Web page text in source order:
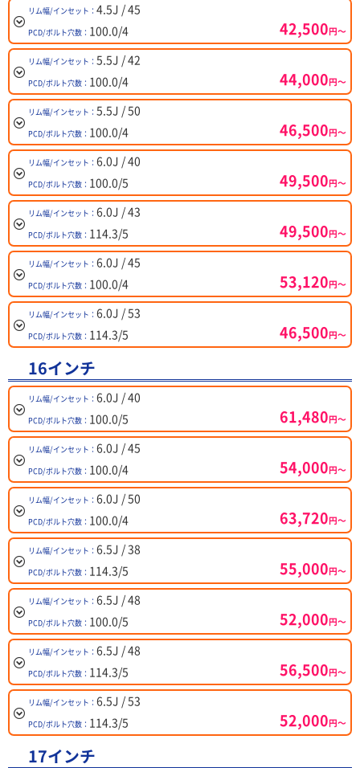
リム幅/インセット： 4.5J / 45
PCD/ボルト穴数： 100.0/4 42,500円～
リム幅/インセット： 5.5J / 42
PCD/ボルト穴数： 100.0/4 44,000円～
リム幅/インセット： 5.5J / 50
PCD/ボルト穴数： 100.0/4 46,500円～
リム幅/インセット： 6.0J / 40
PCD/ボルト穴数： 100.0/5 49,500円～
リム幅/インセット： 6.0J / 43
PCD/ボルト穴数： 114.3/5 49,500円～
リム幅/インセット： 6.0J / 45
PCD/ボルト穴数： 100.0/4 53,120円～
リム幅/インセット： 6.0J / 53
PCD/ボルト穴数： 114.3/5 46,500円～
16インチ
リム幅/インセット： 6.0J / 40
PCD/ボルト穴数： 100.0/5 61,480円～
リム幅/インセット： 6.0J / 45
PCD/ボルト穴数： 100.0/4 54,000円～
リム幅/インセット： 6.0J / 50
PCD/ボルト穴数： 100.0/4 63,720円～
リム幅/インセット： 6.5J / 38
PCD/ボルト穴数： 114.3/5 55,000円～
リム幅/インセット： 6.5J / 48
PCD/ボルト穴数： 100.0/5 52,000円～
リム幅/インセット： 6.5J / 48
PCD/ボルト穴数： 114.3/5 56,500円～
リム幅/インセット： 6.5J / 53
PCD/ボルト穴数： 114.3/5 52,000円～
17インチ